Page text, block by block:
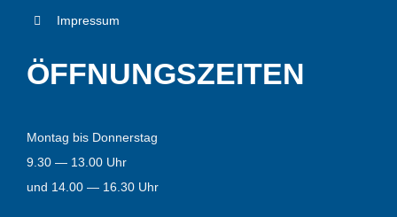
Impres­sum
ÖFF­NUNGS­ZEI­TEN
Mon­tag bis Don­ner­stag
9.30— 13.00Uhr
und 14.00— 16.30Uhr